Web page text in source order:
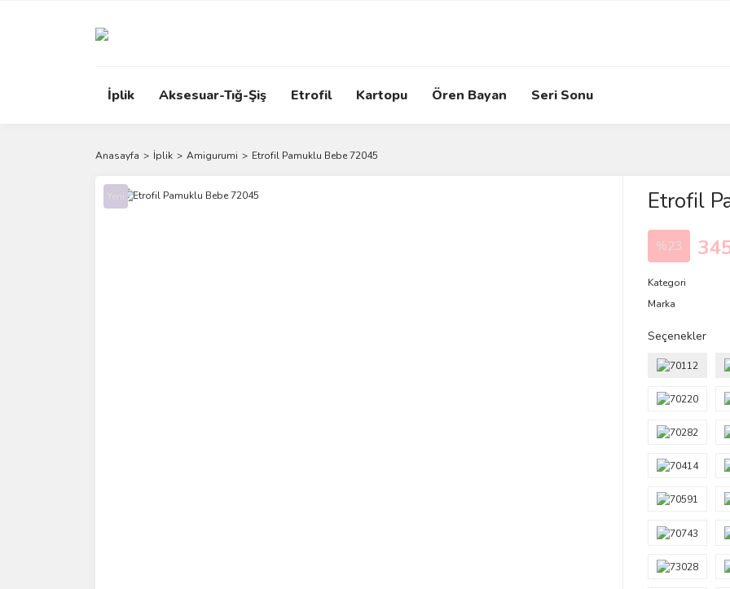
İplik Aksesuar-Tığ-Şiş Etrofil Kartopu Ören Bayan Seri Sonu
Anasayfa İplik Amigurumi Etrofil Pamuklu Bebe 72045
Etrofil
%23
Kategori
Marka
Seçenekler